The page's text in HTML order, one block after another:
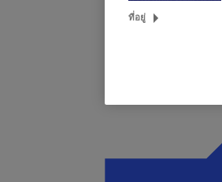
ที่อยู่